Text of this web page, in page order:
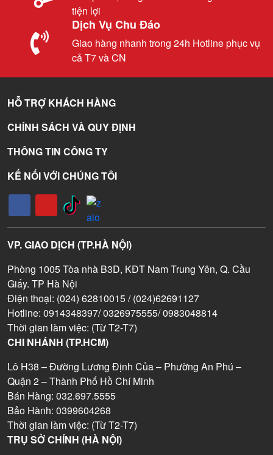
tiện lợi
Dịch Vụ Chu Đáo
Giao hàng nhanh trong 24h Hotline phục vụ
cả T7 và CN
HỖ TRỢ KHÁCH HÀNG
CHÍNH SÁCH VÀ QUY ĐỊNH
THÔNG TIN CÔNG TY
KẾ NỐI VỚI CHÚNG TÔI
VP. GIAO DỊCH (TP.HÀ NỘI)
Phòng 1005 Tòa nhà B3D, KĐT Nam Trung Yên, Q. Cầu
Giấy. TP Hà Nội
Điện thoại: (024) 62810015 / (024)62691127
Hotline: 0914348397/ 0326975555/ 0983048814
Thời gian làm việc: (Từ T2-T7)
CHI NHÁNH (TP.HCM)
Lô H38 – Đường Lương Định Của – Phường An Phú –
Quận 2 – Thành Phố Hồ Chí Minh
Bán Hàng: 032.697.5555
Bảo Hành: 0399604268
Thời gian làm việc: (Từ T2-T7)
TRỤ SỞ CHÍNH (HÀ NỘI)